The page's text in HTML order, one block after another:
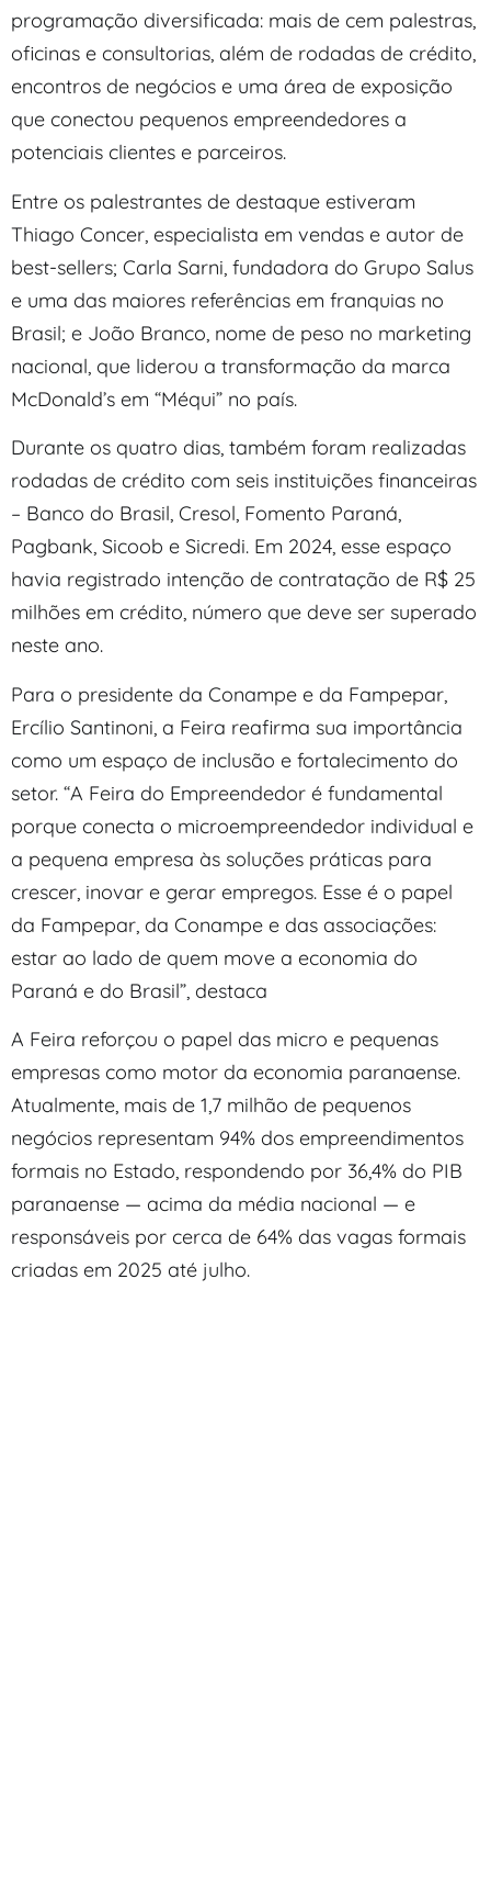
programação diversificada: mais de cem palestras,
oficinas e consultorias, além de rodadas de crédito,
encontros de negócios e uma área de exposição
que conectou pequenos empreendedores a
potenciais clientes e parceiros.
Entre os palestrantes de destaque estiveram
Thiago Concer, especialista em vendas e autor de
best-sellers; Carla Sarni, fundadora do Grupo Salus
e uma das maiores referências em franquias no
Brasil; e João Branco, nome de peso no marketing
nacional, que liderou a transformação da marca
McDonald’s em “Méqui” no país.
Durante os quatro dias, também foram realizadas
rodadas de crédito com seis instituições financeiras
– Banco do Brasil, Cresol, Fomento Paraná,
Pagbank, Sicoob e Sicredi. Em 2024, esse espaço
havia registrado intenção de contratação de R$ 25
milhões em crédito, número que deve ser superado
neste ano.
Para o presidente da Conampe e da Fampepar,
Ercílio Santinoni, a Feira reafirma sua importância
como um espaço de inclusão e fortalecimento do
setor. “A Feira do Empreendedor é fundamental
porque conecta o microempreendedor individual e
a pequena empresa às soluções práticas para
crescer, inovar e gerar empregos. Esse é o papel
da Fampepar, da Conampe e das associações:
estar ao lado de quem move a economia do
Paraná e do Brasil”, destaca
A Feira reforçou o papel das micro e pequenas
empresas como motor da economia paranaense.
Atualmente, mais de 1,7 milhão de pequenos
negócios representam 94% dos empreendimentos
formais no Estado, respondendo por 36,4% do PIB
paranaense — acima da média nacional — e
responsáveis por cerca de 64% das vagas formais
criadas em 2025 até julho.